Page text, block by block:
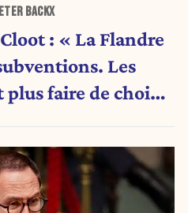
BACKX
: « La Flandre
Les
faire de choix.